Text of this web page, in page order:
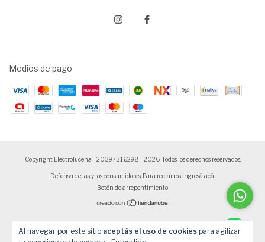
Al navegar por este sitio aceptás el uso de cookies para agilizar
Medios de pago
Copyright Electrolucena - 20397316298 - 2026. Todos los derechos reservados.
Defensa de las y los consumidores. Para reclamos ingresá acá.
Botón de arrepentimiento
Cortadora de Cabello Kanji CBCL602
Recargable USB